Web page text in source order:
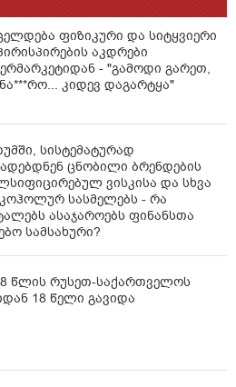
ფიზიკური და სიტყვიერი
აკდრები
- "გამოდი გარეთ,
კიდევ დაგარტყა"
სისტემატურად
ცნობილი ბრენდების
ვისკისა და სხვა
სასმელებს - რა
ასაჯაროებს ფინანსთა
სამსახური?
წლის რუსეთ-საქართველოს
18 წელი გავიდა